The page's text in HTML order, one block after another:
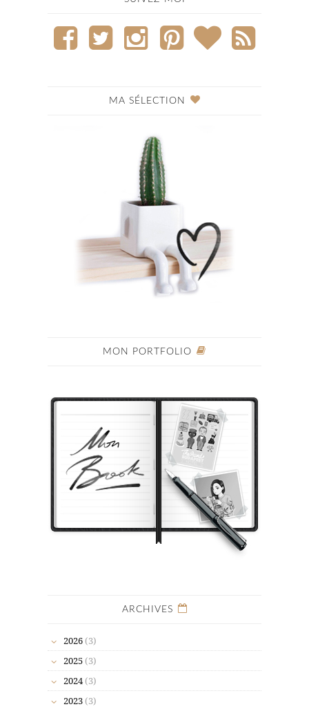
MA SÉLECTION
MON PORTFOLIO
ARCHIVES
2026 (3)
2025 (3)
2024 (3)
2023 (3)